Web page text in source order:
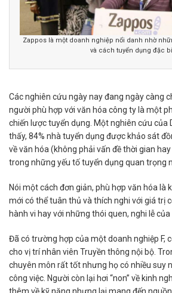
Zappos là một doanh nghiệp nổi danh nhờ
và cách tuyển dụng đặc
Các nghiên cứu ngày nay đang ngày càng
người phù hợp với văn hóa công ty là một
chiến lược tuyển dụng. Một nghiên cứu của
thấy, 84% nhà tuyển dụng được khảo sát
về văn hóa (không phải vấn đề thời gian
trong những yếu tố tuyển dụng quan trọng
Nói một cách đơn giản, phù hợp văn hóa là
mới có thể tuân thủ và thích nghi với giá trị
hành vi hay với những thói quen, nghi lễ
Đã có trường hợp của một doanh nghiệp F,
cho vị trí nhân viên Truyền thông nội bộ.
chuyên môn rất tốt nhưng họ có nhiều suy
công việc. Người còn lại hơi “non” về kinh